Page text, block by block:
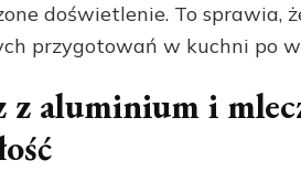
doświetlenie. To sprawia,
przygotowań w kuchni po
z aluminium i